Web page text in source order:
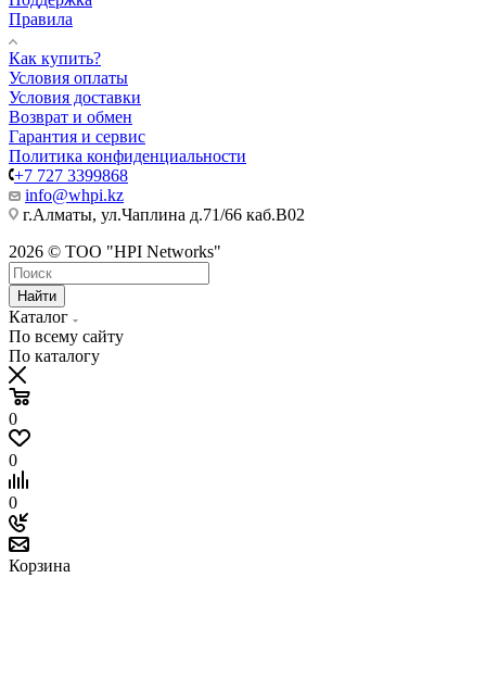
Правила
Как купить?
Условия оплаты
Условия доставки
Возврат и обмен
Гарантия и сервис
Политика конфиденциальности
+7 727 3399868
info@whpi.kz
г.Алматы, ул.Чаплина д.71/66 каб.B02
2026 © ТОО "HPI Networks"
Найти
Каталог
По всему сайту
По каталогу
0
0
0
Корзина